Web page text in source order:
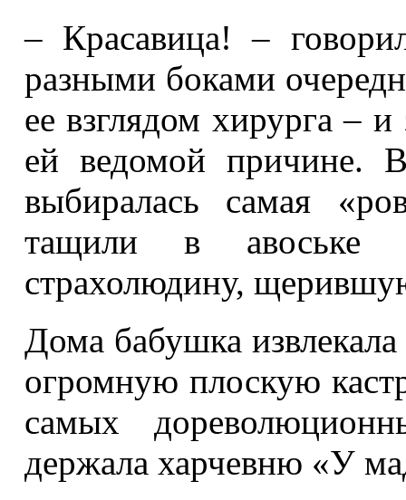
– Красавица! –
разными боками
ее взглядом хирурга –
ей ведомой причине.
выбиралась самая
тащили в авоське
страхолюдину,
Дома бабушка
огромную плоскую
самых
держала харчевню «У